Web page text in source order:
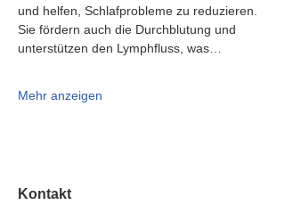
und helfen, Schlafprobleme zu reduzieren.
Sie fördern auch die Durchblutung und
unterstützen den Lymphfluss, was…
Mehr anzeigen
Kontakt